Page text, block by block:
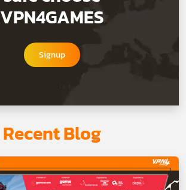
VPN4GAMES
Signup
Recent Blog